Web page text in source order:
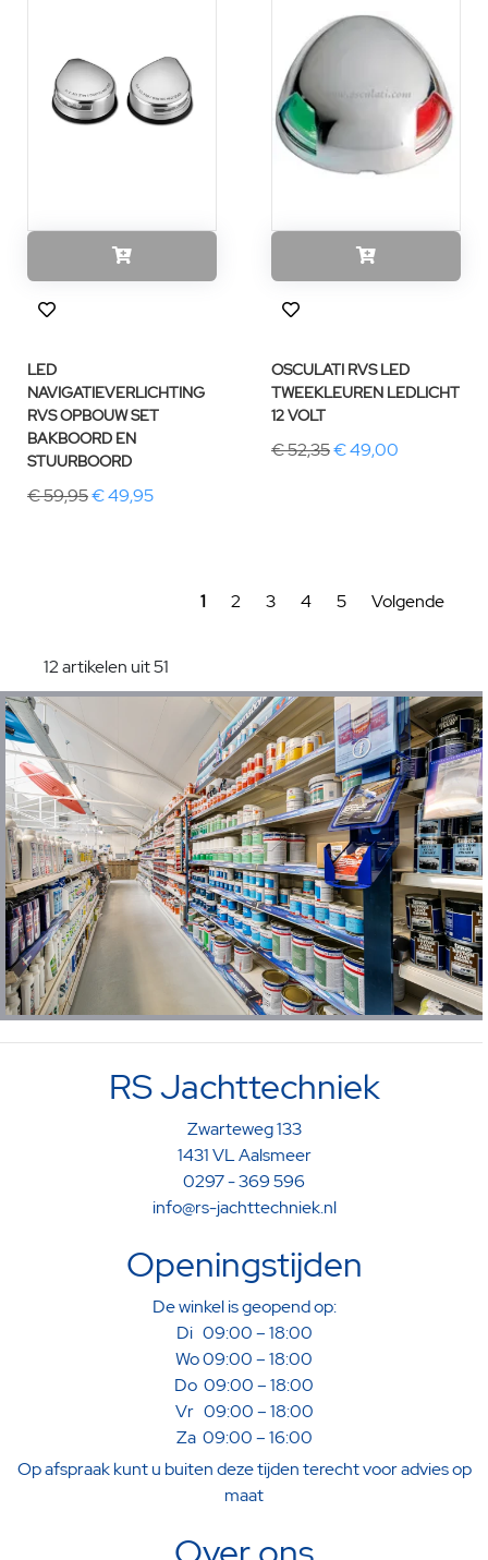
LED
NAVIGATIEVERLICHTING
RVS OPBOUW SET
BAKBOORD EN
STUURBOORD
€ 59,95€ 49,95
OSCULATI RVS LED
TWEEKLEUREN LEDLICHT
12 VOLT
€ 52,35€ 49,00
1 2 3 4 5 Volgende
12 artikelen uit 51
RS Jachttechniek
Zwarteweg 133
1431 VL Aalsmeer
0297 - 369 596
info@rs-jachttechniek.nl
Openingstijden
De winkel is geopend op:
Di 09:00 – 18:00
Wo 09:00 – 18:00
Do 09:00 – 18:00
Vr 09:00 – 18:00
Za 09:00 – 16:00
Op afspraak kunt u buiten deze tijden terecht voor advies op
maat